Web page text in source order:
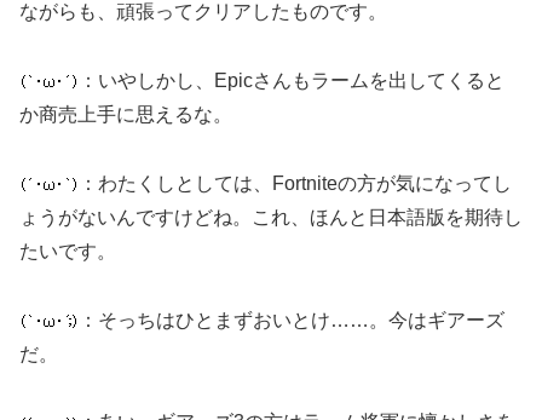
ながらも、頑張ってクリアしたものです。
：いやしかし、Epicさんもラームを出してくると
か商売上手に思えるな。
：わたくしとしては、Fortniteの方が気になってし
ょうがないんですけどね。これ、ほんと日本語版を期待し
たいです。
：そっちはひとまずおいとけ……。今はギアーズ
だ。